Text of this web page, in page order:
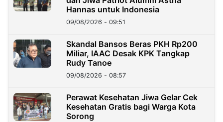
Hannas untuk Indonesia
09/08/2026 - 09:51
Skandal Bansos Beras PKH Rp200
Miliar, IAAC Desak KPK Tangkap
Rudy Tanoe
09/08/2026 - 08:57
Perawat Kesehatan Jiwa Gelar Cek
Kesehatan Gratis bagi Warga Kota
Sorong